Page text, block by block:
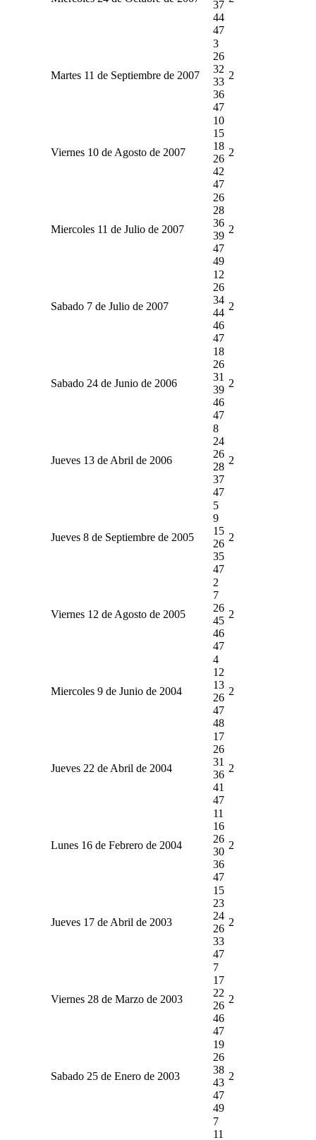
37
44
47
Martes 11 de Septiembre de 2007
3
26
32
33
36
47
2
Viernes 10 de Agosto de 2007
10
15
18
26
42
47
2
Miercoles 11 de Julio de 2007
26
28
36
39
47
49
2
Sabado 7 de Julio de 2007
12
26
34
44
46
47
2
Sabado 24 de Junio de 2006
18
26
31
39
46
47
2
Jueves 13 de Abril de 2006
8
24
26
28
37
47
2
Jueves 8 de Septiembre de 2005
5
9
15
26
35
47
2
Viernes 12 de Agosto de 2005
2
7
26
45
46
47
2
Miercoles 9 de Junio de 2004
4
12
13
26
47
48
2
Jueves 22 de Abril de 2004
17
26
31
36
41
47
2
Lunes 16 de Febrero de 2004
11
16
26
30
36
47
2
Jueves 17 de Abril de 2003
15
23
24
26
33
47
2
Viernes 28 de Marzo de 2003
7
17
22
26
46
47
2
Sabado 25 de Enero de 2003
19
26
38
43
47
49
2
7
11